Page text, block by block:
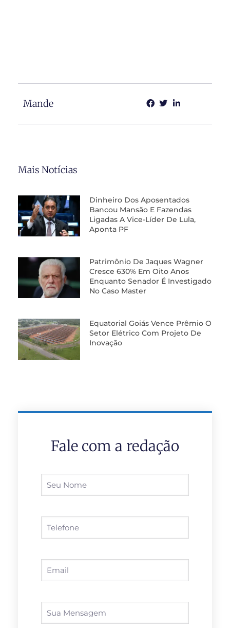
Mande
Mais Notícias
Dinheiro Dos Aposentados
Bancou Mansão E Fazendas
Ligadas A Vice-Líder De Lula,
Aponta PF
Patrimônio De Jaques Wagner
Cresce 630% Em Oito Anos
Enquanto Senador É Investigado
No Caso Master
Equatorial Goiás Vence Prêmio O
Setor Elétrico Com Projeto De
Inovação
Fale com a redação